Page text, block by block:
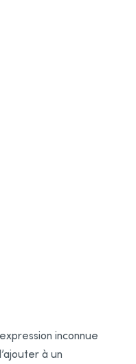
inconnue
à un